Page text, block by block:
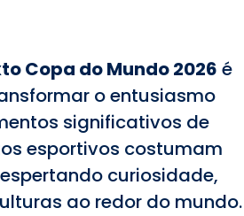
Copa do Mundo 2026 é
o entusiasmo
significativos de
esportivos costumam
curiosidade,
ao redor do mundo.